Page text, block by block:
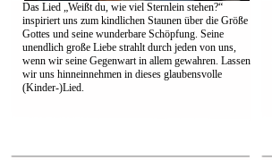
Das Lied „Weißt du, wie viel Sternlein stehen?“
inspiriert uns zum kindlichen Staunen über die Größe
Gottes und seine wunderbare Schöpfung. Seine
unendlich große Liebe strahlt durch jeden von uns,
wenn wir seine Gegenwart in allem gewahren. Lassen
wir uns hinneinnehmen in dieses glaubensvolle
(Kinder-)Lied.